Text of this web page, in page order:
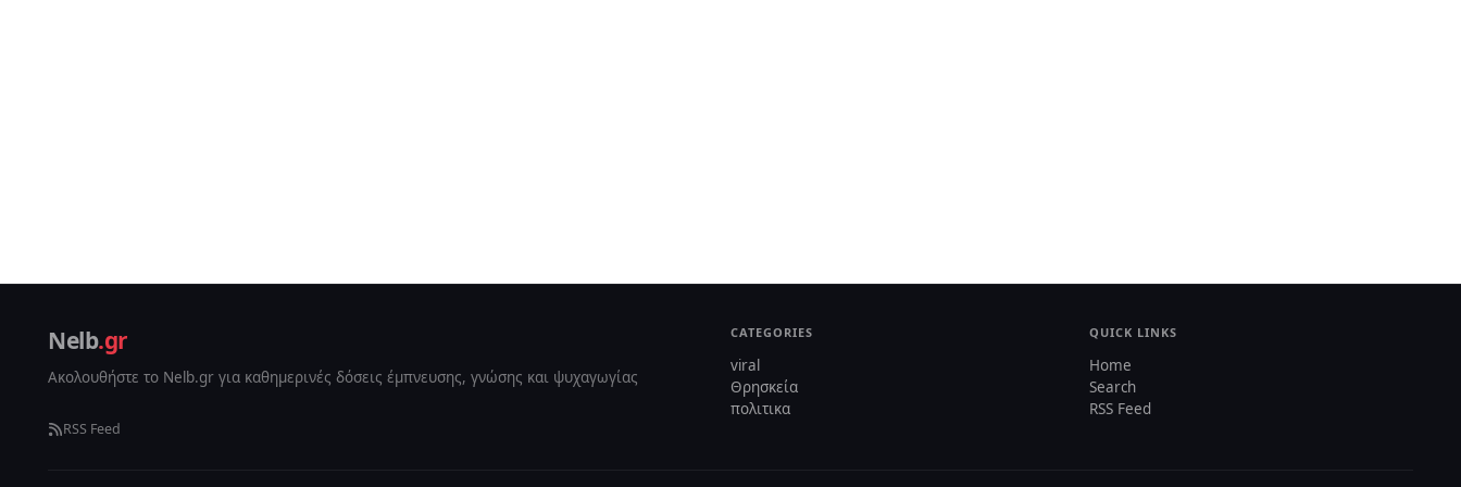
Nelb.gr
Ακολουθήστε το Nelb.gr για καθημερινές δόσεις έμπνευσης, γνώσης και ψυχαγωγίας
RSS Feed
CATEGORIES
viral
Θρησκεία
πολιτικα
QUICK LINKS
Home
Search
RSS Feed